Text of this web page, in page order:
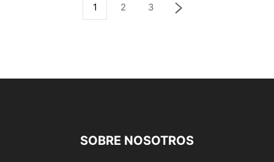
1 2 3
SOBRE NOSOTROS